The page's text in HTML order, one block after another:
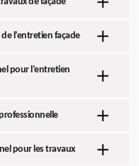
l’entretien façade
pour l’entretien
pour les travaux